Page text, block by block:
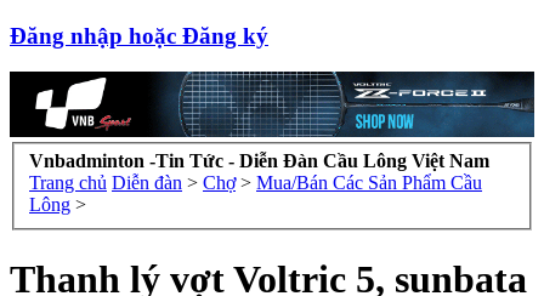
Đăng nhập hoặc Đăng ký
Vnbadminton -Tin Tức - Diễn Đàn Cầu Lông Việt Nam
Trang chủ Diễn đàn > Chợ > Mua/Bán Các Sản Phẩm Cầu
Lông >
Thanh lý vợt Voltric 5, sunbata